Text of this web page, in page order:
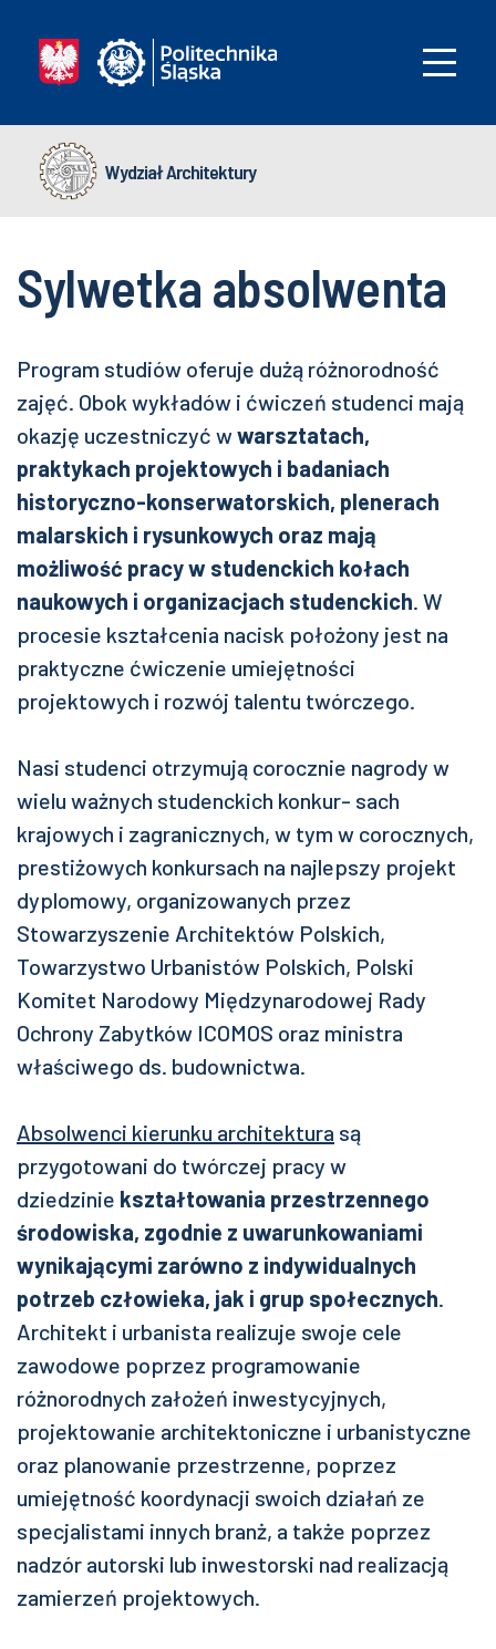
Wydział Architektury
Sylwetka absolwenta
Program studiów oferuje dużą różnorodność
zajęć. Obok wykładów i ćwiczeń studenci mają
okazję uczestniczyć wwarsztatach,
praktykach projektowych i badaniach
historyczno-konserwatorskich, plenerach
malarskich i rysunkowych oraz mają
możliwość pracy w studenckich kołach
naukowych i organizacjach studenckich. W
procesie kształcenia nacisk położony jest na
praktyczne ćwiczenie umiejętności
projektowych i rozwój talentu twórczego.
Nasi studenci otrzymują corocznie nagrody w
wielu ważnych studenckich konkur- sach
krajowych i zagranicznych, w tym w corocznych,
prestiżowych konkursach na najlepszy projekt
dyplomowy, organizowanych przez
Stowarzyszenie Architektów Polskich,
Towarzystwo Urbanistów Polskich, Polski
Komitet Narodowy Międzynarodowej Rady
Ochrony Zabytków ICOMOS oraz ministra
właściwego ds. budownictwa.
Absolwenci kierunku architektura są
przygotowani do twórczej pracy w
dziedzinie kształtowania przestrzennego
środowiska, zgodnie z uwarunkowaniami
wynikającymi zarówno z indywidualnych
potrzeb człowieka, jak i grup społecznych.
Architekt i urbanista realizuje swoje cele
zawodowe poprzez programowanie
różnorodnych założeń inwestycyjnych,
projektowanie architektoniczne i urbanistyczne
oraz planowanie przestrzenne, poprzez
umiejętność koordynacji swoich działań ze
specjalistami innych branż, a także poprzez
nadzór autorski lub inwestorski nad realizacją
zamierzeń projektowych.